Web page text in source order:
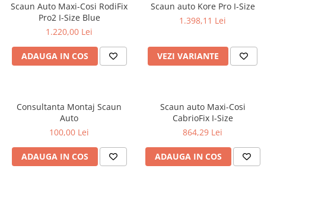
Scaun Auto Maxi-Cosi RodiFix
Pro2 I-Size Blue
1.220,00 Lei
ADAUGA IN COS
Scaun auto Kore Pro I-Size
1.398,11 Lei
VEZI VARIANTE
Consultanta Montaj Scaun
Auto
100,00 Lei
ADAUGA IN COS
Scaun auto Maxi-Cosi
CabrioFix I-Size
864,29 Lei
ADAUGA IN COS